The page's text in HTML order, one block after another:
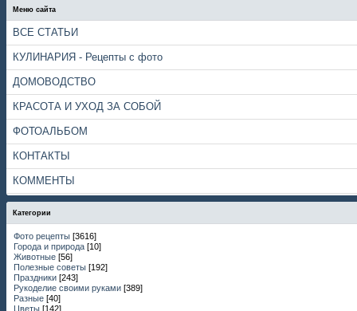
Меню сайта
ВСЕ СТАТЬИ
КУЛИНАРИЯ - Рецепты с фото
ДОМОВОДСТВО
КРАСОТА И УХОД ЗА СОБОЙ
ФОТОАЛЬБОМ
КОНТАКТЫ
КОММЕНТЫ
Категории
Фото рецепты [3616]
Города и природа [10]
Животные [56]
Полезные советы [192]
Праздники [243]
Рукоделие своими руками [389]
Разные [40]
Цветы [142]